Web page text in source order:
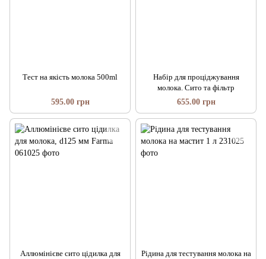
Тест на якість молока 500ml
595.00 грн
Набір для проціджування
молока. Сито та фільтр
655.00 грн
Аллюмінієве сито цідилка для
Рідина для тестування молока на